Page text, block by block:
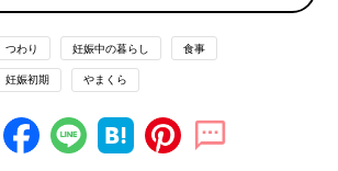
つわり 妊娠中の暮らし 食事
妊娠初期 やまくら